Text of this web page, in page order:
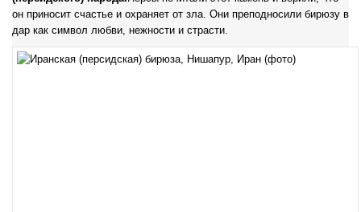
он приносит счастье и охраняет от зла. Они преподносили бирюзу в
дар как символ любви, нежности и страсти.